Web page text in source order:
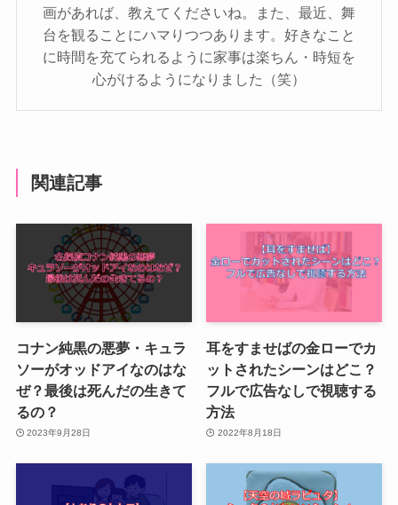
画があれば、教えてくださいね。また、最近、舞
台を観ることにハマりつつあります。好きなこと
に時間を充てられるように家事は楽ちん・時短を
心がけるようになりました（笑）
関連記事
コナン純黒の悪夢・キュラ
ソーがオッドアイなのはな
ぜ？最後は死んだの生きて
るの？
2023年9月28日
耳をすませばの金ローでカ
ットされたシーンはどこ？
フルで広告なしで視聴する
方法
2022年8月18日